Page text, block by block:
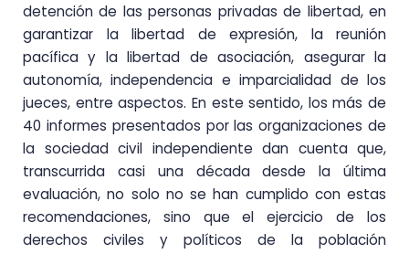
detención de las personas privadas de libertad, en
garantizar la libertad de expresión, la reunión
pacífica y la libertad de asociación, asegurar la
autonomía, independencia e imparcialidad de los
jueces, entre aspectos. En este sentido, los más de
40 informes presentados por las organizaciones de
la sociedad civil independiente dan cuenta que,
transcurrida casi una década desde la última
evaluación, no solo no se han cumplido con estas
recomendaciones, sino que el ejercicio de los
derechos civiles y políticos de la población